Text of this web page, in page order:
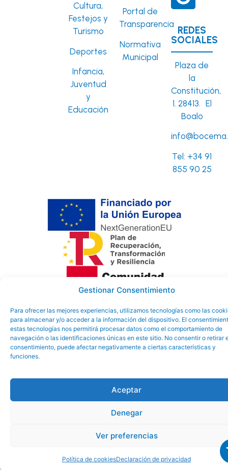
Gestionar Consentimiento
Para ofrecer las mejores experiencias, utilizamos tecnologías como las
para almacenar y/o acceder a la información del dispositivo. El
estas tecnologías nos permitirá procesar datos como el comportamiento de
navegación o las identificaciones únicas en este sitio. No consentir o retirar
consentimiento, puede afectar negativamente a ciertas características y
funciones.
Aceptar
Denegar
Ver preferencias
Política de cookiesDeclaración de privacidad
Cultura,
Festejos y
Turismo
Deportes
Infancia,
Juventud
y
Educación
Portal de
Transparencia
Normativa
Municipal
REDES
SOCIALES
Plaza de
la
Constitución,
1. 28413. El
Boalo
Tel: +34 91
855 90 25
Ayuntamiento
de El Boalo-
Cerceda y
©
Aviso Legal
Política de
privacidad
Política de
Cookies